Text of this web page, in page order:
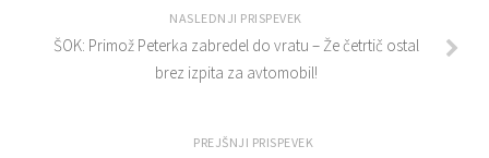
NASLEDNJI PRISPEVEK
ŠOK: Primož Peterka zabredel do vratu – Že četrtič ostal
brez izpita za avtomobil!
PREJŠNJI PRISPEVEK